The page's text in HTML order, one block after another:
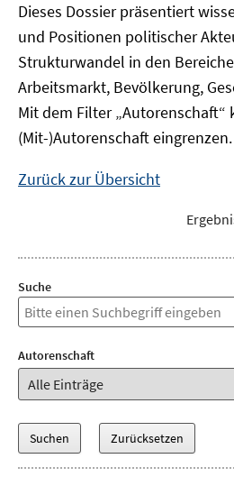
Dieses Dossier präsentiert
und Positionen politischer
Strukturwandel in den
Arbeitsmarkt, Bevölkerung,
Mit dem Filter „Autorenschaft“
(Mit-)Autorenschaft eingrenzen.
Zurück zur Übersicht
Suche
Autorenschaft